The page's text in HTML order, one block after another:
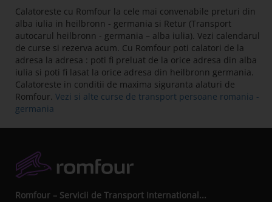
Calatoreste cu Romfour la cele mai convenabile preturi din
alba iulia in heilbronn - germania si Retur (Transport
autocarul heilbronn - germania – alba iulia). Vezi calendarul
de curse si rezerva acum. Cu Romfour poti calatori de la
adresa la adresa : poti fi preluat de la orice adresa din alba
iulia si poti fi lasat la orice adresa din heilbronn germania.
Calatoreste in conditii de maxima siguranta alaturi de
Romfour. Vezi si alte curse de transport persoane romania -
germania
Romfour – Servicii de Transport International...